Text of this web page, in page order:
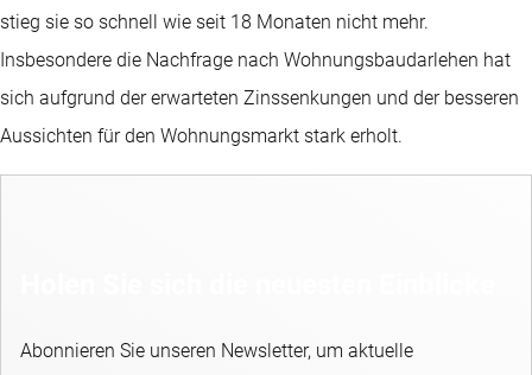
stieg sie so schnell wie seit 18 Monaten nicht mehr.
Insbesondere die Nachfrage nach Wohnungsbaudarlehen hat
sich aufgrund der erwarteten Zinssenkungen und der besseren
Aussichten für den Wohnungsmarkt stark erholt.
Abonnieren Sie unseren Newsletter, um aktuelle